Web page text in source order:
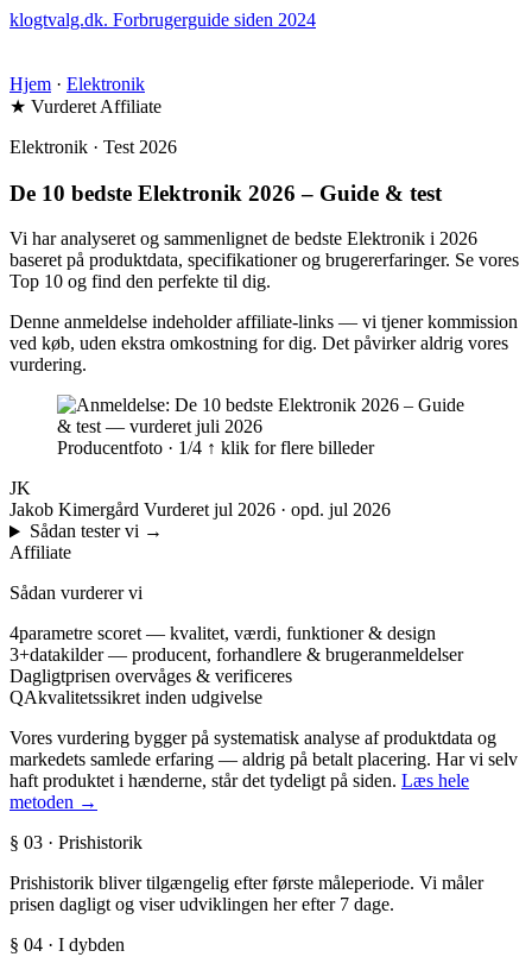
klogtvalg.dk. Forbrugerguide siden 2024
Hjem · Elektronik
★ Vurderet Affiliate
Elektronik · Test 2026
De 10 bedste Elektronik 2026 – Guide & test
Vi har analyseret og sammenlignet de bedste Elektronik i 2026
baseret på produktdata, specifikationer og brugererfaringer. Se vores
Top 10 og find den perfekte til dig.
Denne anmeldelse indeholder affiliate-links — vi tjener kommission
ved køb, uden ekstra omkostning for dig. Det påvirker aldrig vores
vurdering.
Producentfoto · 1/4 ↑ klik for flere billeder
JK
Jakob Kimergård Vurderet jul 2026 · opd. jul 2026
Sådan tester vi →
Affiliate
Sådan vurderer vi
4parametre scoret — kvalitet, værdi, funktioner & design
3+datakilder — producent, forhandlere & brugeranmeldelser
Dagligtprisen overvåges & verificeres
QAkvalitetssikret inden udgivelse
Vores vurdering bygger på systematisk analyse af produktdata og
markedets samlede erfaring — aldrig på betalt placering. Har vi selv
haft produktet i hænderne, står det tydeligt på siden. Læs hele
metoden →
§ 03 · Prishistorik
Prishistorik bliver tilgængelig efter første måleperiode. Vi måler
prisen dagligt og viser udviklingen her efter 7 dage.
§ 04 · I dybden